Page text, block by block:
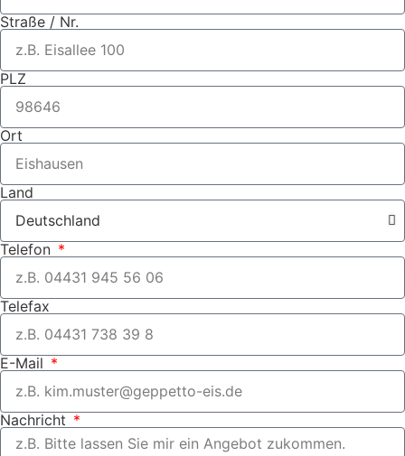
Straße / Nr.
PLZ
Ort
Land
Telefon
Telefax
E-Mail
Nachricht